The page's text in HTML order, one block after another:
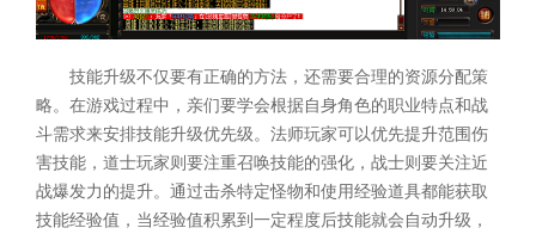
技能升级不仅要有正确的方法，还需要合理的资源分配策
略。在游戏过程中，亲们要学会根据自身角色的职业特点和战
斗需求来安排技能升级优先级。法师玩家可以优先提升范围伤
害技能，道士玩家则要注重召唤技能的强化，战士则要关注近
战爆发力的提升。通过击杀特定怪物和使用经验道具都能获取
技能经验值，当经验值积累到一定程度后技能就会自动升级，